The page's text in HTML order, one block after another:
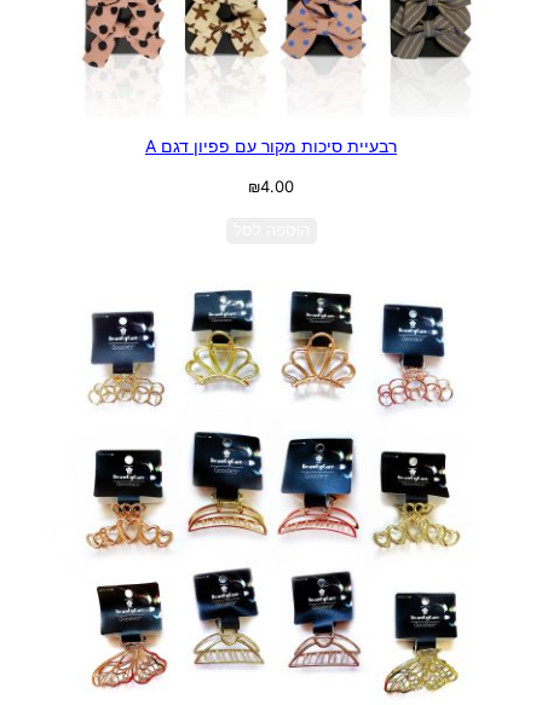
רבעיית סיכות מקור עם פפיון דגם A
₪4.00